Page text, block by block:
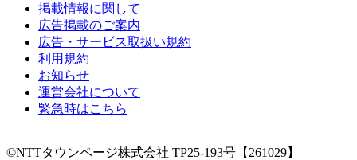
掲載情報に関して
広告掲載のご案内
広告・サービス取扱い規約
利用規約
お知らせ
運営会社について
緊急時はこちら
©NTTタウンページ株式会社 TP25-193号【261029】